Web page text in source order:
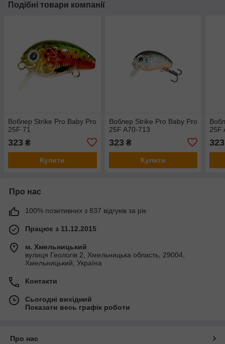
Подібні товари компанії
Воблер Strike Pro Baby Pro
25F 71
323 ₴
Купити
Воблер Strike Pro Baby Pro
25F A70-713
323 ₴
Купити
25F
323
Про нас
100% позитивних з 837 відгуків за рік
Працює з 11.12.2015
м. Хмельницький
вулиця Геологів 2, Хмельницька область, 29004,
Хмельницький, Україна
Контакти
Сьогодні вихідний
Показати весь графік роботи
Про нас